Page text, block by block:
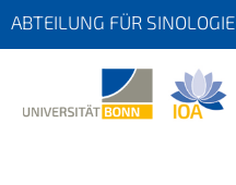
ABTEILUNG FÜR SINOLOGIE